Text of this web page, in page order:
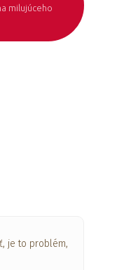
milujúceho
je to problém,